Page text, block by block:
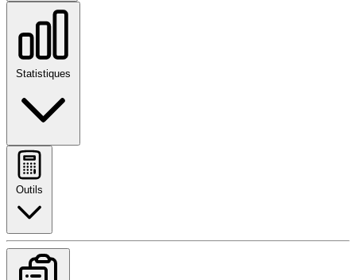
Statistiques
Outils